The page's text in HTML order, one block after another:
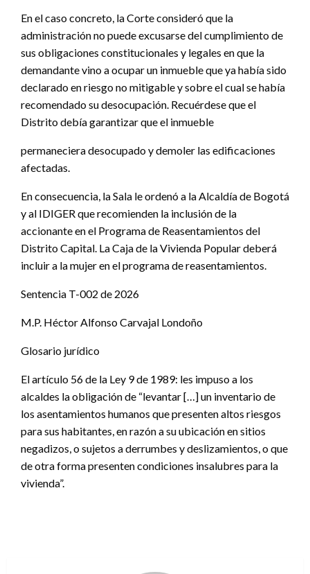
En el caso concreto, la Corte consideró que la
administración no puede excusarse del cumplimiento de
sus obligaciones constitucionales y legales en que la
demandante vino a ocupar un inmueble que ya había sido
declarado en riesgo no mitigable y sobre el cual se había
recomendado su desocupación. Recuérdese que el
Distrito debía garantizar que el inmueble
permaneciera desocupado y demoler las edificaciones
afectadas.
En consecuencia, la Sala le ordenó a la Alcaldía de Bogotá
y al IDIGER que recomienden la inclusión de la
accionante en el Programa de Reasentamientos del
Distrito Capital. La Caja de la Vivienda Popular deberá
incluir a la mujer en el programa de reasentamientos.
Sentencia T-002 de 2026
M.P. Héctor Alfonso Carvajal Londoño
Glosario jurídico
El artículo 56 de la Ley 9 de 1989: les impuso a los
alcaldes la obligación de “levantar […] un inventario de
los asentamientos humanos que presenten altos riesgos
para sus habitantes, en razón a su ubicación en sitios
negadizos, o sujetos a derrumbes y deslizamientos, o que
de otra forma presenten condiciones insalubres para la
vivienda”.